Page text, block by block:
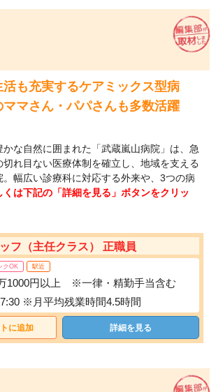
も充実するケアミックス型病
ママさん・パパさんも多数活躍
な自然に囲まれた「武蔵嵐山病院」は、急
れ目ない医療体制を確立し、地域を支える
幅広い診療科に対応する外来や、3つの病
は下記の「詳細を見る」ボタンをクリッ
フ（主任クラス） 正職員
クOK 駅近
1000円以上 ※一律・精勤手当含む
※月平均残業時間4.5時間
に追加 詳細を見る